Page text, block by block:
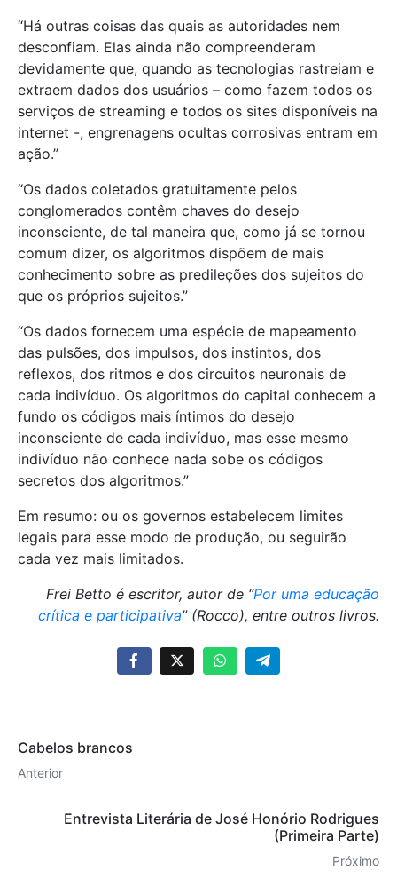
“Há outras coisas das quais as autoridades nem
desconfiam. Elas ainda não compreenderam
devidamente que, quando as tecnologias rastreiam e
extraem dados dos usuários – como fazem todos os
serviços de streaming e todos os sites disponíveis na
internet -, engrenagens ocultas corrosivas entram em
ação.”
“Os dados coletados gratuitamente pelos
conglomerados contêm chaves do desejo
inconsciente, de tal maneira que, como já se tornou
comum dizer, os algoritmos dispõem de mais
conhecimento sobre as predileções dos sujeitos do
que os próprios sujeitos.”
“Os dados fornecem uma espécie de mapeamento
das pulsões, dos impulsos, dos instintos, dos
reflexos, dos ritmos e dos circuitos neuronais de
cada indivíduo. Os algoritmos do capital conhecem a
fundo os códigos mais íntimos do desejo
inconsciente de cada indivíduo, mas esse mesmo
indivíduo não conhece nada sobe os códigos
secretos dos algoritmos.”
Em resumo: ou os governos estabelecem limites
legais para esse modo de produção, ou seguirão
cada vez mais limitados.
Frei Betto é escritor, autor de “Por uma educação
crítica e participativa” (Rocco), entre outros livros.
Cabelos brancos
Anterior
Entrevista Literária de José Honório Rodrigues
(Primeira Parte)
Próximo